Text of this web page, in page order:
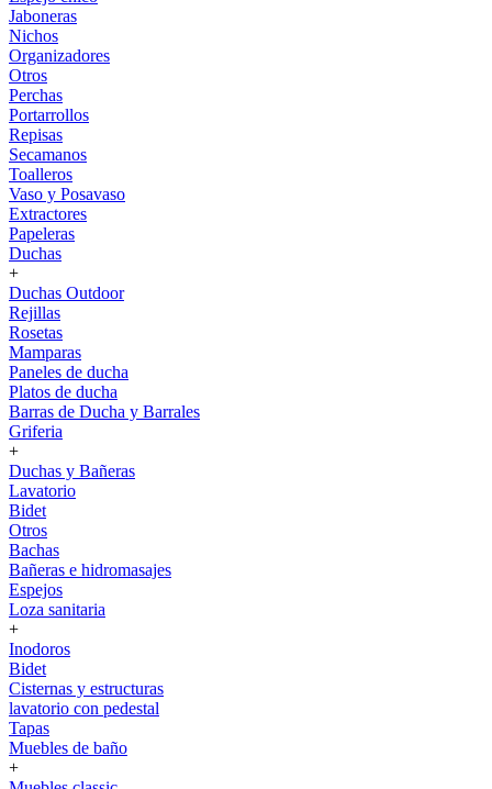
Jaboneras
Nichos
Organizadores
Otros
Perchas
Portarrollos
Repisas
Secamanos
Toalleros
Vaso y Posavaso
Extractores
Papeleras
Duchas
+
Duchas Outdoor
Rejillas
Rosetas
Mamparas
Paneles de ducha
Platos de ducha
Barras de Ducha y Barrales
Griferia
+
Duchas y Bañeras
Lavatorio
Bidet
Otros
Bachas
Bañeras e hidromasajes
Espejos
Loza sanitaria
+
Inodoros
Bidet
Cisternas y estructuras
lavatorio con pedestal
Tapas
Muebles de baño
+